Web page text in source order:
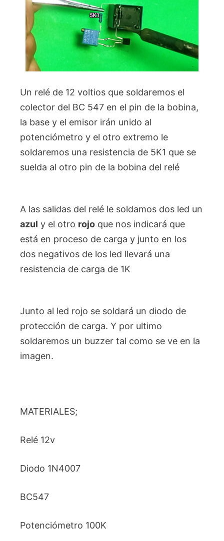
Un relé de 12 voltios que soldaremos el
colector del BC 547 en el pin de la bobina,
la base y el emisor irán unido al
potenciómetro y el otro extremo le
soldaremos una resistencia de 5K1 que se
suelda al otro pin de la bobina del relé
A las salidas del relé le soldamos dos led un
azul y el otro rojo que nos indicará que
está en proceso de carga y junto en los
dos negativos de los led llevará una
resistencia de carga de 1K
Junto al led rojo se soldará un diodo de
protección de carga. Y por ultimo
soldaremos un buzzer tal como se ve en la
imagen.
MATERIALES;
Relé 12v
Diodo 1N4007
BC547
Potenciómetro 100K